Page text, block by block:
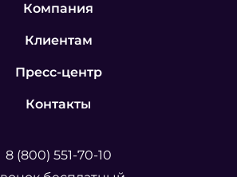
Компания
Клиентам
Пресс-центр
Контакты
8 (800) 551-70-10